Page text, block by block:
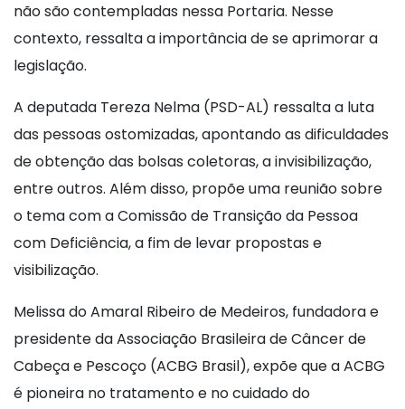
não são contempladas nessa Portaria. Nesse
contexto, ressalta a importância de se aprimorar a
legislação.
A deputada Tereza Nelma (PSD-AL) ressalta a luta
das pessoas ostomizadas, apontando as dificuldades
de obtenção das bolsas coletoras, a invisibilização,
entre outros. Além disso, propõe uma reunião sobre
o tema com a Comissão de Transição da Pessoa
com Deficiência, a fim de levar propostas e
visibilização.
Melissa do Amaral Ribeiro de Medeiros, fundadora e
presidente da Associação Brasileira de Câncer de
Cabeça e Pescoço (ACBG Brasil), expõe que a ACBG
é pioneira no tratamento e no cuidado do